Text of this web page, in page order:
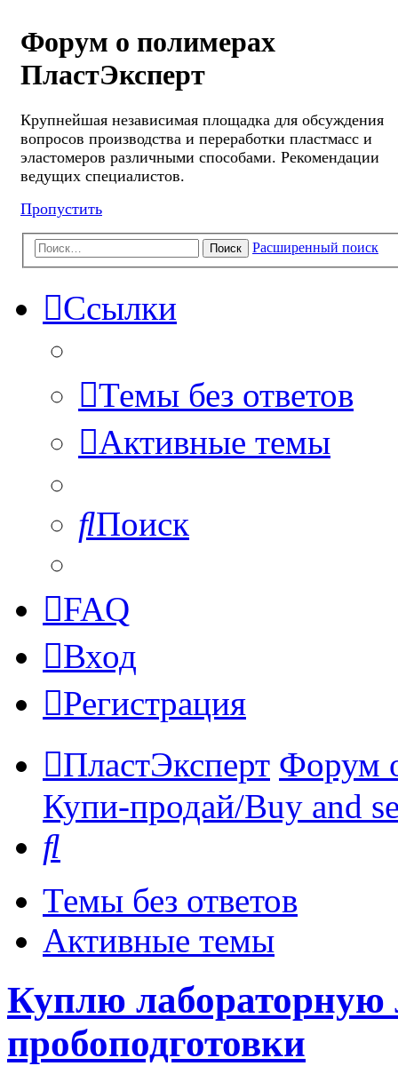
Форум о полимерах
ПластЭксперт
Крупнейшая независимая площадка для обсуждения
вопросов производства и переработки пластмасс и
эластомеров различными способами. Рекомендации
ведущих специалистов.
Пропустить
Поиск Расширенный поиск
Ссылки
Темы без ответов
Активные темы
Поиск
FAQ
Вход
Регистрация
ПластЭксперт Форум
Купи-продай/Buy and
Темы без ответов
Активные темы
Куплю
пробоподготовки